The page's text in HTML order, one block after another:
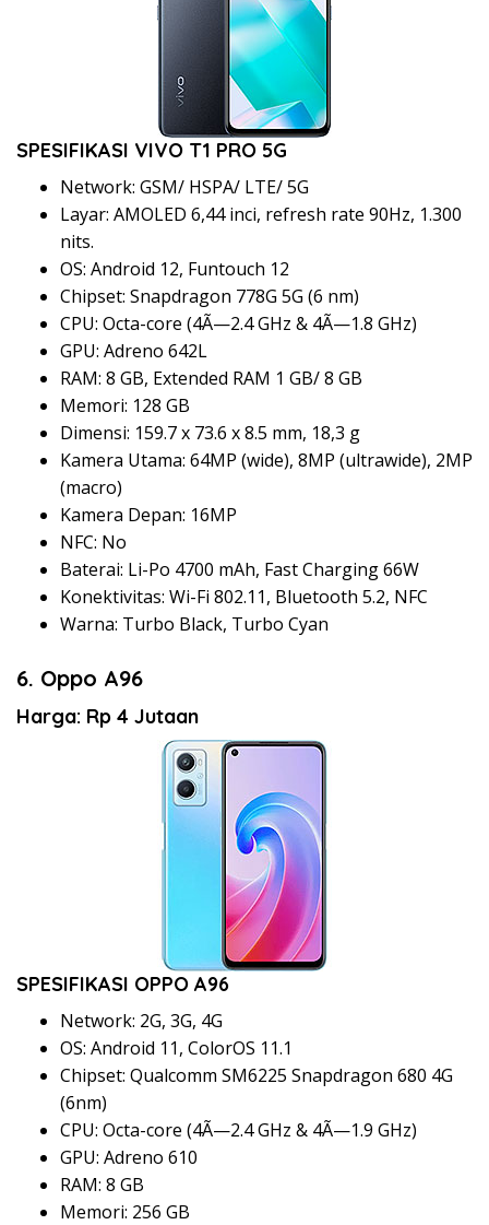
SPESIFIKASI VIVO T1 PRO 5G
Network: GSM/ HSPA/ LTE/ 5G
Layar: AMOLED 6,44 inci, refresh rate 90Hz, 1.300
nits.
OS: Android 12, Funtouch 12
Chipset: Snapdragon 778G 5G (6 nm)
CPU: Octa-core (4Ã—2.4 GHz & 4Ã—1.8 GHz)
GPU: Adreno 642L
RAM: 8 GB, Extended RAM 1 GB/ 8 GB
Memori: 128 GB
Dimensi: 159.7 x 73.6 x 8.5 mm, 18,3 g
Kamera Utama: 64MP (wide), 8MP (ultrawide), 2MP
(macro)
Kamera Depan: 16MP
NFC: No
Baterai: Li-Po 4700 mAh, Fast Charging 66W
Konektivitas: Wi-Fi 802.11, Bluetooth 5.2, NFC
Warna: Turbo Black, Turbo Cyan
6. Oppo A96
Harga: Rp 4 Jutaan
SPESIFIKASI OPPO A96
Network: 2G, 3G, 4G
OS: Android 11, ColorOS 11.1
Chipset: Qualcomm SM6225 Snapdragon 680 4G
(6nm)
CPU: Octa-core (4Ã—2.4 GHz & 4Ã—1.9 GHz)
GPU: Adreno 610
RAM: 8 GB
Memori: 256 GB